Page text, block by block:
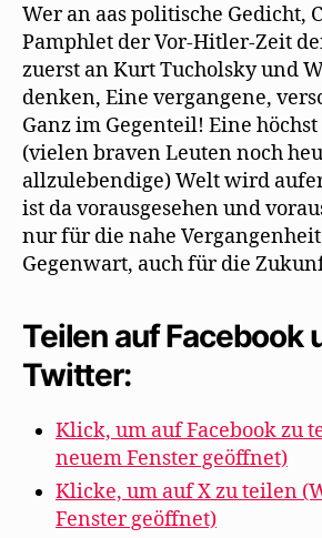
Wer an aas politische Gedicht,
Pamphlet der Vor-Hitler-Zeit
zuerst an Kurt Tucholsky und
denken, Eine vergangene,
Ganz im Gegenteil! Eine
(vielen braven Leuten noch
allzulebendige) Welt wird
ist da vorausgesehen und
nur für die nahe
Gegenwart, auch für die
Teilen auf Facebook
Twitter:
Klick, um auf Facebook zu
neuem Fenster geöffnet)
Klicke, um auf X zu teilen
Fenster geöffnet)